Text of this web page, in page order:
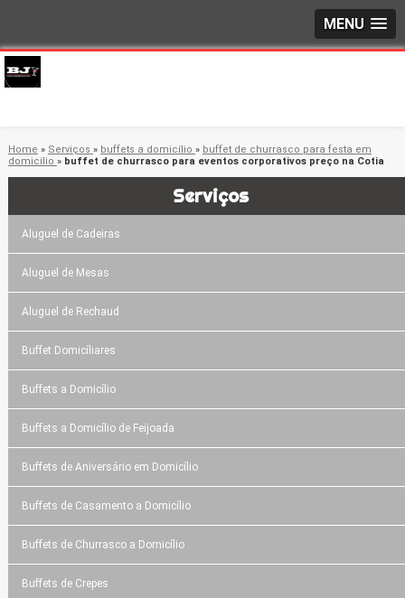
MENU
Home » Serviços » buffets a domicílio » buffet de churrasco para festa em
domicílio » buffet de churrasco para eventos corporativos preço na Cotia
Serviços
Aluguel de Cadeiras
Aluguel de Mesas
Aluguel de Rechaud
Buffet Domicíliares
Buffets a Domicílio
Buffets a Domicílio de Feijoada
Buffets de Aniversário em Domicílio
Buffets de Casamento a Domicílio
Buffets de Churrasco a Domicílio
Buffets de Crepes